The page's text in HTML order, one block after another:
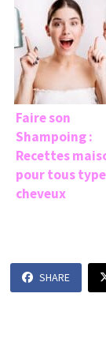
Faire son
Shampoing :
Recettes
pour tous
cheveux
SHARE